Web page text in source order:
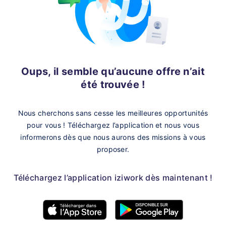
Oups, il semble qu’aucune offre n’ait
été trouvée !
Nous cherchons sans cesse les meilleures opportunités
pour vous ! Téléchargez l’application et nous vous
informerons dès que nous aurons des missions à vous
proposer.
Téléchargez l’application iziwork dès maintenant !